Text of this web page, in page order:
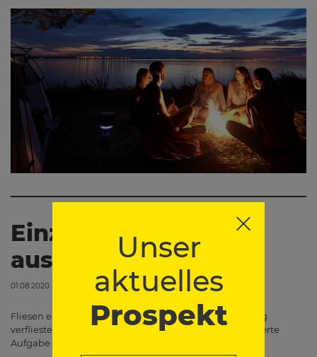
Unser
aktuelles
Prospekt
Einzelne Fliesen
austauschen
01.08.2020 - 00:00
Fliesen einzeln austauschen, inmitten einer vollständig
verfliesten Wand - das scheint keine sehr wünschenswerte
Aufgabe zu sein. Manchmal lässt es…